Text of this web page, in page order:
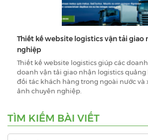
Thiết kế website logistics vận tải giao
nghiệp
Thiết kế website logistics giúp các
doanh vận tải giao nhận logistics quảng
đối tác khách hàng trong ngoài nước và
ảnh chuyên nghiệp.
TÌM KIẾM BÀI VIẾT